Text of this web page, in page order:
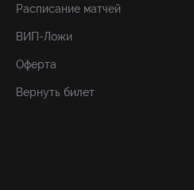
Расписание матчей
ВИП-Ложи
Оферта
Вернуть билет